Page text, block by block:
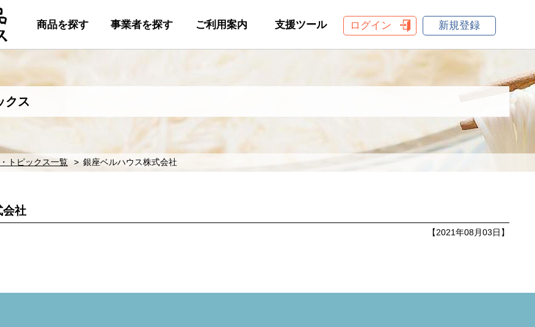
商品を探す 事業者を探す ご利用案内 支援ツール ログイン 新規登録
クス
トピックス一覧 銀座ベルハウス株式会社
会社
【2021年08月03日】